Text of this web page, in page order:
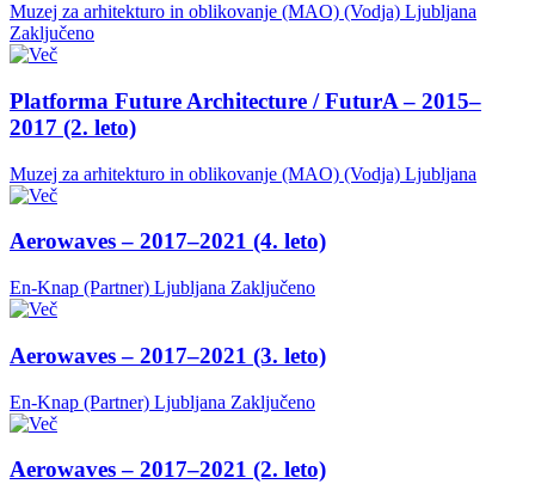
Muzej za arhitekturo in oblikovanje (MAO) (Vodja) Ljubljana
Zaključeno
Platforma Future Architecture / FuturA – 2015–
2017 (2. leto)
Muzej za arhitekturo in oblikovanje (MAO) (Vodja) Ljubljana
Aerowaves – 2017–2021 (4. leto)
En-Knap (Partner) Ljubljana Zaključeno
Aerowaves – 2017–2021 (3. leto)
En-Knap (Partner) Ljubljana Zaključeno
Aerowaves – 2017–2021 (2. leto)